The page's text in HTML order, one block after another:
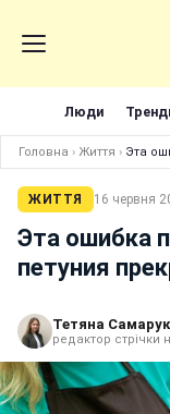
Люди
Головна › Життя › Эта
ЖИТТЯ 16 червня
Эта ошибка
петуния
Тетяна Самарук
редактор стрічки